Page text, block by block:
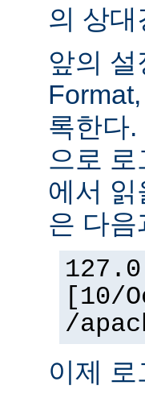
의 상대
앞의
록한다
으로
에서
은 다음
[10/
/
이제